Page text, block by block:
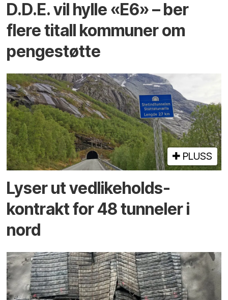
D.D.E. vil hylle «E6» – ber
flere titall kommuner om
pengestøtte
PLUSS
Lyser ut vedlikeholds­
kontrakt for 48 tunneler i
nord